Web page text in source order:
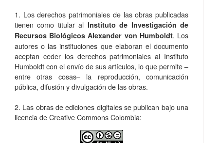
1. Los derechos patrimoniales de las obras publicadas
tienen como titular al Instituto de Investigación de
Recursos Biológicos Alexander von Humboldt. Los
autores o las instituciones que elaboran el documento
aceptan ceder los derechos patrimoniales al Instituto
Humboldt con el envío de sus artículos, lo que permite –
entre otras cosas­– la reproducción, comunicación
pública, difusión y divulgación de las obras.
2. Las obras de ediciones digitales se publican bajo una
licencia de Creative Commons Colombia: